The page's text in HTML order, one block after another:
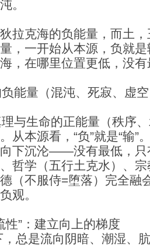
。
拉克海的负能量，而土
，一开始从本源，负就
，在哪里位置更低，没
能量（混沌、死寂、虚
与生命的正能量（秩序
从本源看，“负”就是“输”
下沉沦——没有最低，只
哲学（五行土克水）、
（不服侍=堕落）完全融
观。
性”：建立向上的梯度
总是流向阴暗、潮湿、